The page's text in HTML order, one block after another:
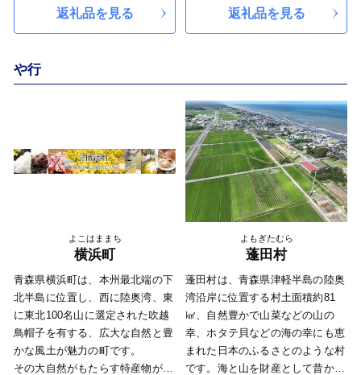
流イベントが盛んです。 世界
的にも重要な湿地としてラムサー
幻の鳥オオセッカ最大の最大の繁
殖地として知られ、その豊かな自
ます。 海があり、湖があり、
歴史があり、今も空の物語を続け
返礼品を見る
園に指定されており、日本三大霊
場の「恐山」や、「薬研」「湯野
ど、豊かな自然の恵みを受けた地
域となっています。
また、むつ市を含む下北半島5市
町村は、「大地・生態系・人々の
営み」のつながりを学び、楽しむ
日本ジオパークに認定され、平成
28年9月に「下北ジオパーク」が
誕生しました。
返礼品を見る
や行
よこはままち
横浜町
青森県横浜町は、本州最北端の下
北半島に位置し、西に陸奥湾、東
に東北100名山に選定された吹越
鳥帽子を有する、広大な自然と豊
かな風土が魅力の町です。
その大自然がもたらす特産物が自
よもぎたむら
蓬田村
蓬田村は、青森県津軽半島の陸奥
湾沿岸に位置する村土面積約81
㎢、自然豊かで山菜などの山の
幸、ホタテ貝などの海の幸にも恵
まれた日本のふるさとのような村
です。海と山を財産として昔から